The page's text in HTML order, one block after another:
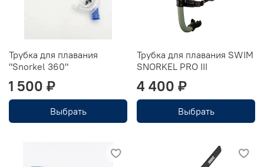
Трубка для плавания
"Snorkel 360"
1 500 ₽
Выбрать
Трубка для плавания SWIM
SNORKEL PRO III
4 400 ₽
Выбрать